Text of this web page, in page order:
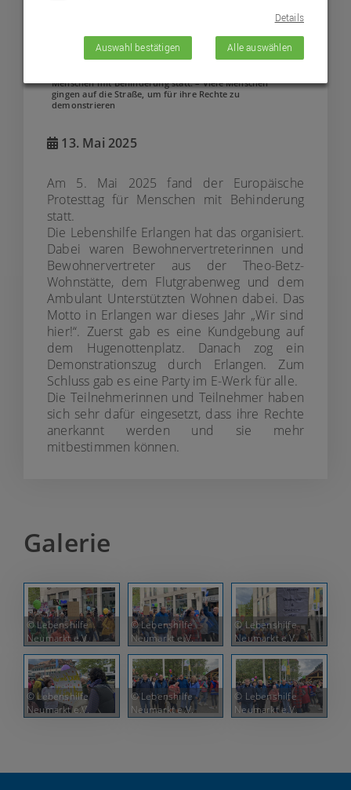
© Lebenshilfe Neumarkt e.V.
Menschen mit Behinderung statt. – Viele Menschen
gingen auf die Straße, um für ihre Rechte zu
demonstrieren
13. Mai 2025
Am 5. Mai 2025 fand der Europäische
Protesttag für Menschen mit Behinderung
statt.
Die Lebenshilfe Erlangen hat das organisiert.
Dabei waren Bewohnervertreterinnen und
Bewohnervertreter aus der Theo-Betz-
Wohnstätte, dem Flutgrabenweg und dem
Ambulant Unterstützten Wohnen dabei. Das
Motto in Erlangen war dieses Jahr „Wir sind
hier!“. Zuerst gab es eine Kundgebung auf
dem Hugenottenplatz. Danach zog ein
Demonstrationszug durch Erlangen. Zum
Schluss gab es eine Party im E-Werk für alle.
Die Teilnehmerinnen und Teilnehmer haben
sich sehr dafür eingesetzt, dass ihre Rechte
anerkannt werden und sie mehr
mitbestimmen können.
Galerie
© Lebenshilfe
Neumarkt e.V.
© Lebenshilfe
Neumarkt e.V.
© Lebenshilfe
Neumarkt e.V.
© Lebenshilfe
Neumarkt e.V.
© Lebenshilfe
Neumarkt e.V.
© Lebenshilfe
Neumarkt e.V.
Auswahl bestätigen Alle auswählen
Details